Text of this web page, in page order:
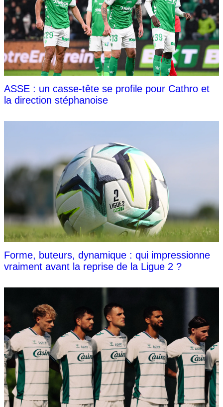
ASSE : un casse-tête se profile pour Cathro et
la direction stéphanoise
Forme, buteurs, dynamique : qui impressionne
vraiment avant la reprise de la Ligue 2 ?